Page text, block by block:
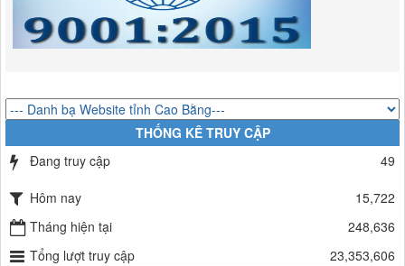
Quyết định về việc công bố danh mục thủ tục hành chính mới ban
hành trong lĩnh vực khu công nghiệp, khu kinh tế thuộc thẩm quyền
giải quyết của Ban Quản lý Khu kinh tế tỉnh Cao Bằng
314/QĐ-BQLKKT
QUYẾT ĐỊNH Về việc công bố công khai thu hồi dự toán chi ngân
Lượt xem:489 | lượt tải:337
QUYẾT ĐỊNH Về việc công bố công khai giao dự toán chi ngân sách
năm 2024
Lượt xem:603 | lượt tải:651
THỐNG KÊ TRUY CẬP
Đang truy cập
49
Hôm nay
15,722
Tháng hiện tại
248,636
Tổng lượt truy cập
23,353,606